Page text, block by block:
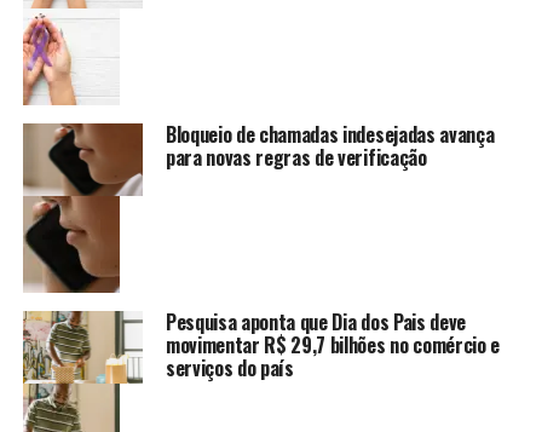
Bloqueio de chamadas indesejadas avança
para novas regras de verificação
Pesquisa aponta que Dia dos Pais deve
movimentar R$ 29,7 bilhões no comércio e
serviços do país